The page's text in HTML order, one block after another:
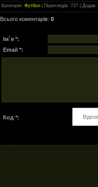
Категорія: Футбол Переглядів: 727 | Додав:
Всього коментарів: 0
Ім`я *:
Email *:
Код *: